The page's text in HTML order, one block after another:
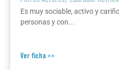
Es muy sociable, activo y
personas y con...
Ver ficha >>